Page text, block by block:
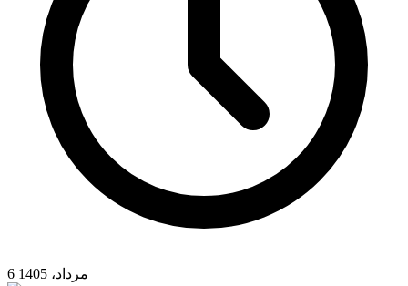
6 مرداد، 1405